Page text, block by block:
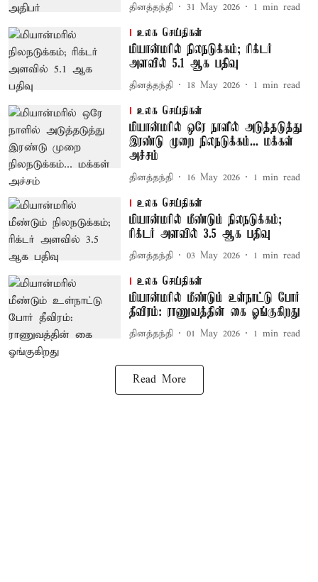
தினத்தந்தி 31 May 2026 1 min read
உலக செய்திகள்
மியான்மரில் நிலநடுக்கம்; ரிக்டர்
அளவில் 5.1 ஆக பதிவு
தினத்தந்தி 18 May 2026 1 min read
உலக செய்திகள்
மியான்மரில் ஒரே நாளில் அடுத்தடுத்து
இரண்டு முறை நிலநடுக்கம்... மக்கள்
அச்சம்
தினத்தந்தி 16 May 2026 1 min read
உலக செய்திகள்
மியான்மரில் மீண்டும் நிலநடுக்கம்;
ரிக்டர் அளவில் 3.5 ஆக பதிவு
தினத்தந்தி 03 May 2026 1 min read
உலக செய்திகள்
மியான்மரில் மீண்டும் உள்நாட்டு போர்
தீவிரம்: ராணுவத்தின் கை ஓங்குகிறது
தினத்தந்தி 01 May 2026 1 min read
Read More